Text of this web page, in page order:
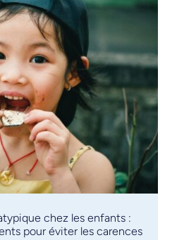
chez les enfants :
pour éviter les carences